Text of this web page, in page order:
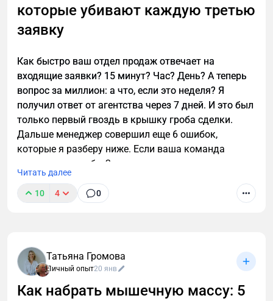
которые убивают каждую третью
заявку
Как быстро ваш отдел продаж отвечает на
входящие заявки? 15 минут? Час? День? А теперь
вопрос за миллион: а что, если это неделя? Я
получил ответ от агентства через 7 дней. И это был
только первый гвоздь в крышку гроба сделки.
Дальше менеджер совершил еще 6 ошибок,
которые я разберу ниже. Если ваша команда
допускает хотя бы 2 из них — вы сливаете каждую
третью заявку.
Читать далее
10 4 0
Татьяна Громова
Личный опыт20 янв
Как набрать мышечную массу: 5